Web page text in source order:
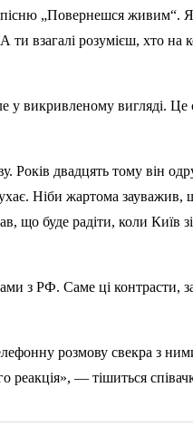
„Повернешся живим“.
взагалі розумієш, хто на
у викривленому вигляді.
двадцять тому він
Ніби жартома
що буде радіти, коли Київ
з РФ. Саме ці контрасти,
розмову свекра з
реакція», — тішиться